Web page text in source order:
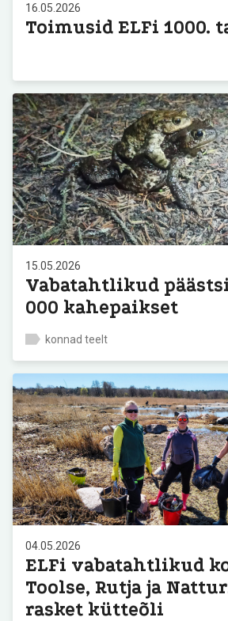
16.05.2026
Toimusid ELFi 1000.
15.05.2026
Vabatahtlikud
000 kahepaikset
konnad teelt
04.05.2026
ELFi vabatahtlikud
Toolse, Rutja ja
rasket kütteõli